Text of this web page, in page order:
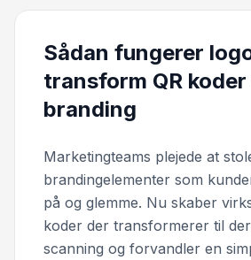
Sådan fungerer
transform QR
branding
Marketingteams plejede at
brandingelementer som
på og glemme. Nu skaber
koder der transformerer til
scanning og forvandler en